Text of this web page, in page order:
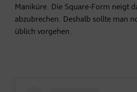
Maniküre. Die Square-Form neigt
abzubrechen. Deshalb sollte man
üblich vorgehen.